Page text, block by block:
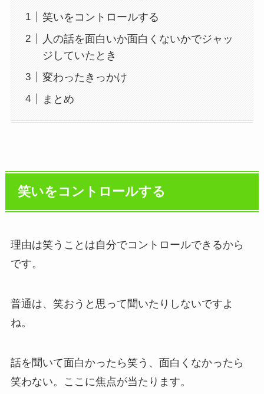
笑いをコントロールする
人の話を面白いか面白くないかでジャッ
ジしていたとき
変わったきっかけ
まとめ
笑いをコントロールする
理由は笑うことは自分でコントロールできるから
です。
普通は、笑おうと思って聞いたりしないですよ
ね。
話を聞いて面白かったら笑う、面白くなかったら
笑わない。ここに焦点が当たります。